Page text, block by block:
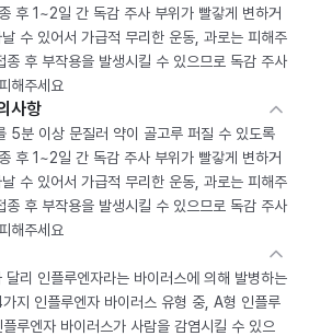
후 1~2일 간 독감 주사 부위가 빨갛게 변하거
수 있어서 가급적 무리한 운동, 과로는 피해주
종 후 부작용을 발생시킬 수 있으므로 독감 주사
해주세요
사항
5분 이상 문질러 약이 골고루 퍼질 수 있도록
후 1~2일 간 독감 주사 부위가 빨갛게 변하거
수 있어서 가급적 무리한 운동, 과로는 피해주
종 후 부작용을 발생시킬 수 있으므로 독감 주사
해주세요
달리 인플루엔자라는 바이러스에 의해 발병하는
지 인플루엔자 바이러스 유형 중, A형 인플루
루엔자 바이러스가 사람을 감염시킬 수 있으